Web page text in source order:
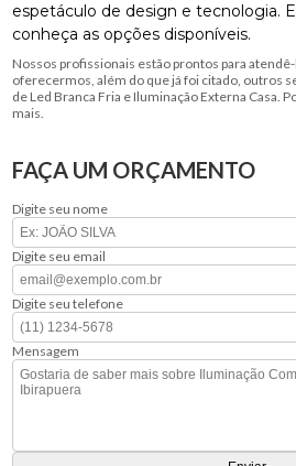
espetáculo de design e tecnologia.
conheça as opções disponíveis.
Nossos profissionais estão prontos para
oferecermos, além do que já foi citado, outros
de Led Branca Fria e Iluminação Externa Casa.
mais.
FAÇA UM ORÇAMENTO
Digite seu nome
Digite seu email
Digite seu telefone
Mensagem